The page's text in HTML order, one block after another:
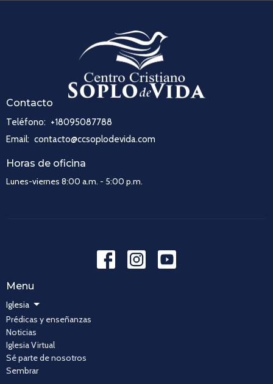
Contacto
Teléfono: +18095087788
Email: contacto@ccsoplodevida.com
Horas de oficina
Lunes-viernes 8:00 a.m. - 5:00 p.m.
Menu
Iglesia
Prédicas y enseñanzas
Noticias
Iglesia Virtual
Sé parte de nosotros
Sembrar